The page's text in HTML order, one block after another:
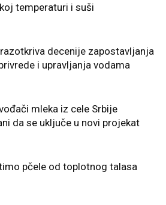
temperaturi i suši
decenije zapostavljanja
i upravljanja vodama
mleka iz cele Srbije
da se uključe u novi projekat
pčele od toplotnog talasa